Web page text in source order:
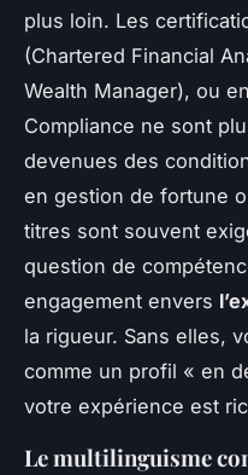
plus loin. Les
(Chartered Financial
Wealth Manager), ou
Compliance ne sont
devenues des
en gestion de fortune
titres sont souvent
question de
engagement envers
la rigueur. Sans elles,
comme un profil « en
votre expérience est
Le multilinguisme